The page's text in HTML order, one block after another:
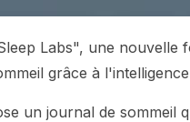
Labs", une nouvelle
grâce à
un journal de sommeil